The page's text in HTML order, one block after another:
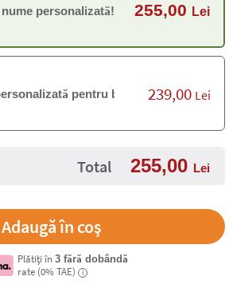
personalizată! 255,00 Lei
pentru bagaj 239,00 Lei
Total 255,00 Lei
Plătiți în 3 fără dobândă
rate (0% TAE) i